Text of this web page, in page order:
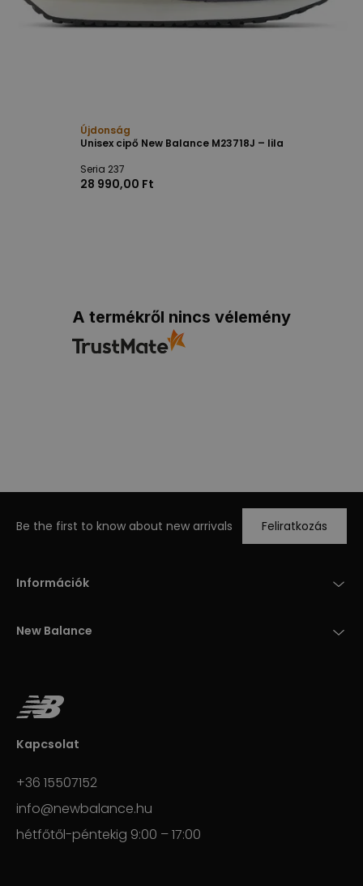
Újdonság
Unisex cipő New Balance M23718J – lila
Seria 237
28 990,00 Ft
A termékről nincs vélemény
Be the first to know about new arrivals Feliratkozás
Információk
New Balance
Kapcsolat
+36 15507152
info@newbalance.hu
hétfőtől-péntekig 9:00 – 17:00